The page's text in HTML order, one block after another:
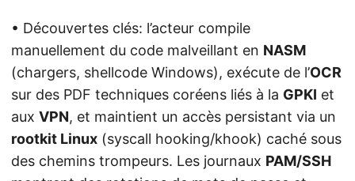
• Découvertes clés: l’acteur compile
manuellement du code malveillant en NASM
(chargers, shellcode Windows), exécute de l’OCR
sur des PDF techniques coréens liés à la GPKI et
aux VPN, et maintient un accès persistant via un
rootkit Linux (syscall hooking/khook) caché sous
des chemins trompeurs. Les journaux PAM/SSH